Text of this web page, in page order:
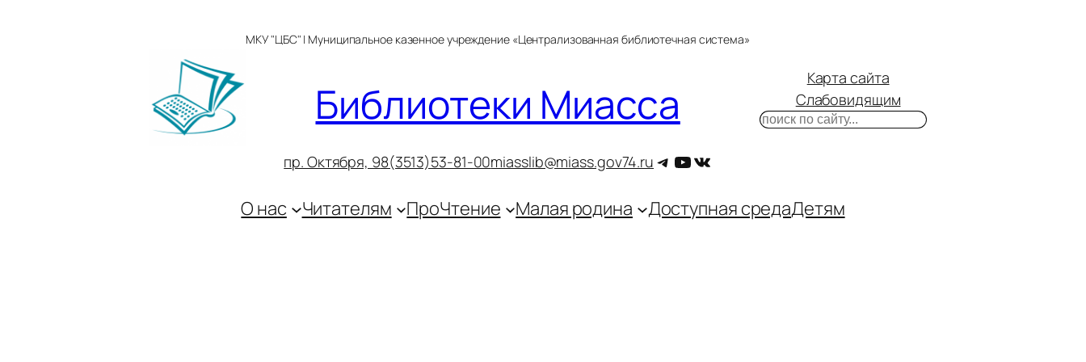
МКУ "ЦБС" | Муниципальное казенное учреждение «Централизованная библиотечная система»
Библиотеки Миасса
пр. Октября, 98(3513)53-81-00miasslib@miass.gov74.ru Telegram
YouTube
ВКонтакте
Карта сайта
Слабовидящим
Поиск
О нас Читателям ПроЧтение Малая родина Доступная средаДетям